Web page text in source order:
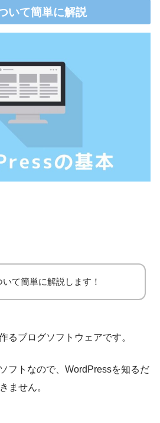
いて簡単に解説
て簡単に解説します！
るブログソフトウェアです。
フトなので、WordPressを知るだ
ません。